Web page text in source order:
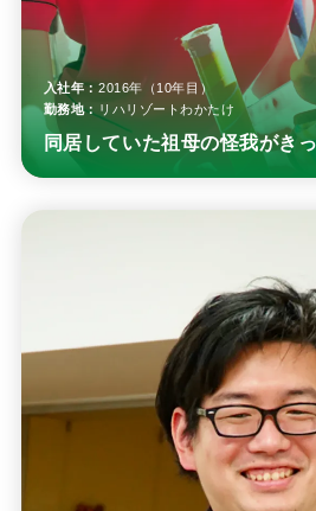
入社年： 2016年（10年目）
勤務地： リハリゾートわかたけ
同居していた祖母の怪我がき